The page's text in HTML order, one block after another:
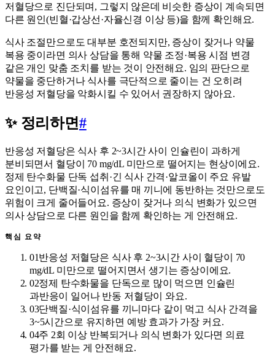
저혈당으로 진단되며, 그렇지 않은데 비슷한 증상이 계속되면
다른 원인(빈혈·갑상선·자율신경 이상 등)을 함께 확인해요.
식사 조절만으로도 대부분 호전되지만, 증상이 잦거나 약물
복용 중이라면 의사 상담을 통해 약물 조정·복용 시점 변경
같은 개인 맞춤 조치를 받는 것이 안전해요. 임의 판단으로
약물을 중단하거나 식사를 극단적으로 줄이는 건 오히려
반응성 저혈당을 악화시킬 수 있어서 권장하지 않아요.
✨ 정리하면#
반응성 저혈당은 식사 후 2~3시간 사이 인슐린이 과하게
분비되면서 혈당이 70 mg/dL 미만으로 떨어지는 현상이에요.
정제 탄수화물 단독 섭취·긴 식사 간격·알코올이 주요 유발
요인이고, 단백질·식이섬유를 매 끼니에 동반하는 것만으로도
위험이 크게 줄어들어요. 증상이 잦거나 의식 변화가 있으면
의사 상담으로 다른 원인을 함께 확인하는 게 안전해요.
핵심 요약
01반응성 저혈당은 식사 후 2~3시간 사이 혈당이 70
mg/dL 미만으로 떨어지면서 생기는 증상이에요.
02정제 탄수화물을 단독으로 많이 먹으면 인슐린
과반응이 일어나 반동 저혈당이 와요.
03단백질·식이섬유를 끼니마다 같이 먹고 식사 간격을
3~5시간으로 유지하면 예방 효과가 가장 커요.
04주 2회 이상 반복되거나 의식 변화가 있다면 의료
평가를 받는 게 안전해요.